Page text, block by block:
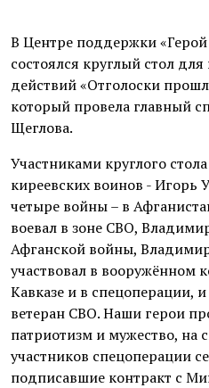
В Центре поддержки
состоялся круглый стол
действий «Отголоски
который провела главный
Щеглова.
Участниками круглого
киреевских воинов - Игорь
четыре войны – в
воевал в зоне СВО,
Афганской войны,
участвовал в вооружённом
Кавказе и в спецоперации,
ветеран СВО. Наши герои
патриотизм и мужество, на
участников спецоперации
подписавшие контракт с